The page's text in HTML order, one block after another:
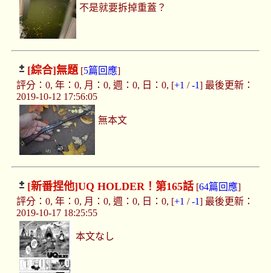
不是就要拆掉重蓋？
[綜合]無題[5篇回應]
評分：0, 年：0, 月：0, 週：0, 日：0, [+1 /-1] 最後更新：
2019-10-12 17:56:05
無本文
[新番捏他]UQ HOLDER！第165話[64篇回應]
評分：0, 年：0, 月：0, 週：0, 日：0, [+1 /-1] 最後更新：
2019-10-17 18:25:55
本文なし